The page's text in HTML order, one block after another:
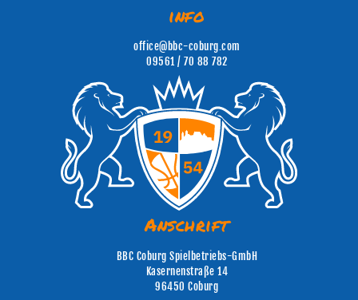
info
office@bbc-coburg.com
09561 / 70 88 782
Anschrift
BBC Coburg Spielbetriebs-GmbH
Kasernenstraße 14
96450 Coburg